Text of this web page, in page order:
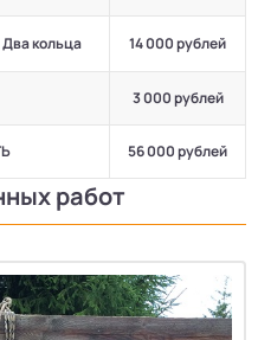
Два кольца 14 000 рублей
3 000 рублей
56 000 рублей
работ